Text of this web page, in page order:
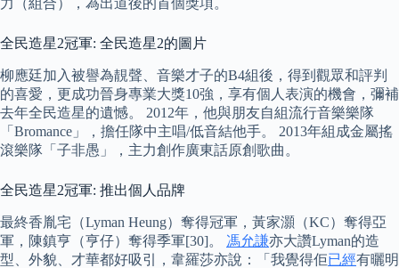
力（組合），為出道後的首個獎項。
全民造星2冠軍: 全民造星2的圖片
柳應廷加入被譽為靚聲、音樂才子的B4組後，得到觀眾和評判
的喜愛，更成功晉身專業大獎10強，享有個人表演的機會，彌補
去年全民造星的遺憾。 2012年，他與朋友自組流行音樂樂隊
「Bromance」，擔任隊中主唱/低音結他手。 2013年組成金屬搖
滾樂隊「子非愚」，主力創作廣東話原創歌曲。
全民造星2冠軍: 推出個人品牌
最終香胤宅（Lyman Heung）奪得冠軍，黃家灝（KC）奪得亞
軍，陳鎮亨（亨仔）奪得季軍[30]。 馮允謙亦大讚Lyman的造
型、外貌、才華都好吸引，韋羅莎亦說：「我覺得佢已經有曬明